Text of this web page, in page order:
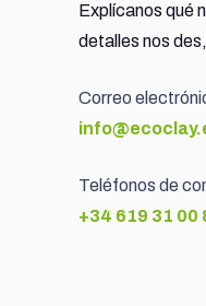
Explícanos qué
detalles nos
Correo
Teléfonos de
+34 619 31 00